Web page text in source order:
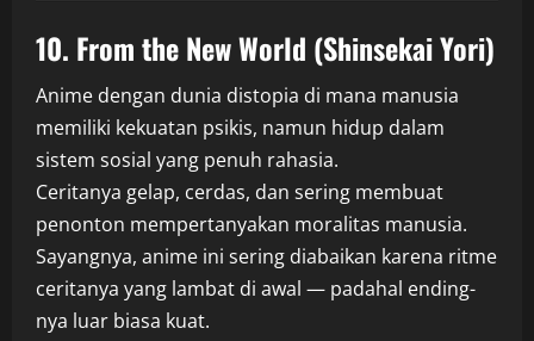
10. From the New World (Shinsekai Yori)
Anime dengan dunia distopia di mana manusia
memiliki kekuatan psikis, namun hidup dalam
sistem sosial yang penuh rahasia.
Ceritanya gelap, cerdas, dan sering membuat
penonton mempertanyakan moralitas manusia.
Sayangnya, anime ini sering diabaikan karena ritme
ceritanya yang lambat di awal — padahal ending-
nya luar biasa kuat.